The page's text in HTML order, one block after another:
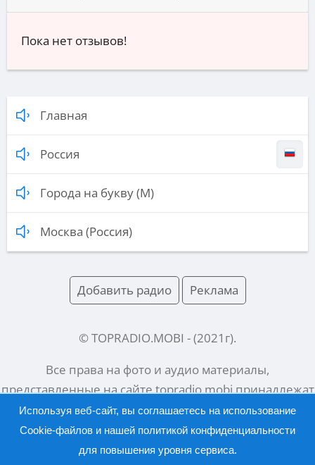
Пока нет отзывов!
Главная
Россия
Города на букву (М)
Москва (Россия)
Добавить радио Реклама
© TOPRADIO.MOBI - (2021 г).
Все права на фото и аудио материалы,
представленные на сайтеtopradio.mobiпринадлежат
их законным владельцам.
Используя веб-сайт, вы соглашаетесь на использование
Cookie-файлов и нашей политикой конфиденциальности
для повышения уровня сервиса.